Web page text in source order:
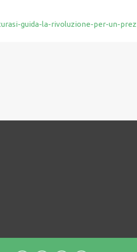
guida-la-rivoluzione-per-un-